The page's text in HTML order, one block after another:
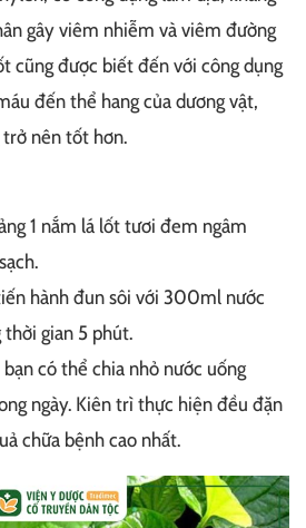
gây viêm nhiễm và viêm đường
cũng được biết đến với công dụng
đến thể hang của dương vật,
nên tốt hơn.
1 nắm lá lốt tươi đem ngâm
hành đun sôi với 300ml nước
thời gian 5 phút.
có thể chia nhỏ nước uống
ngày. Kiên trì thực hiện đều đặn
chữa bệnh cao nhất.